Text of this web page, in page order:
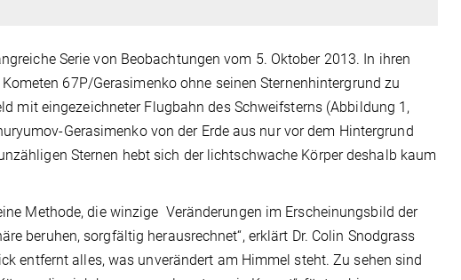
Serie von Beobachtungen vom 5. Oktober 2013. In ihren
67P/Gerasimenko ohne seinen Sternenhintergrund zu
mit eingezeichneter Flugbahn des Schweifsterns (Abbildung 1,
Gerasimenko von der Erde aus nur vor dem Hintergrund
Sternen hebt sich der lichtschwache Körper deshalb kaum
Methode, die winzige Veränderungen im Erscheinungsbild der
beruhen, sorgfältig herausrechnet“, erklärt Dr. Colin Snodgrass
entfernt alles, was unverändert am Himmel steht. Zu sehen sind